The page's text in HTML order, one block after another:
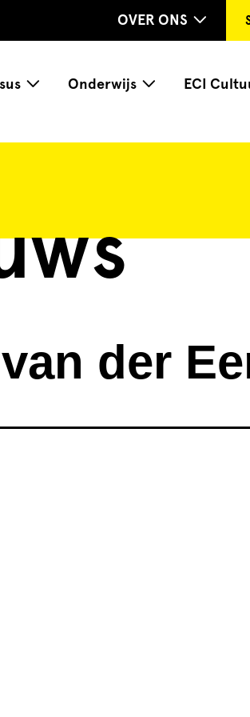
OVER ONS
Onderwijs ECI
der